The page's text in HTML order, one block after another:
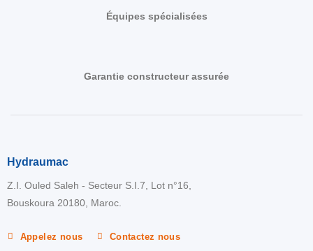
Équipes spécialisées
Garantie constructeur assurée
Hydraumac
Z.I. Ouled Saleh - Secteur S.I.7, Lot n°16,
Bouskoura 20180, Maroc.
Appelez nous Contactez nous